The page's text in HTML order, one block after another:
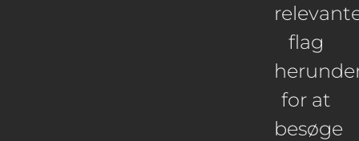
flag
for at
besøge